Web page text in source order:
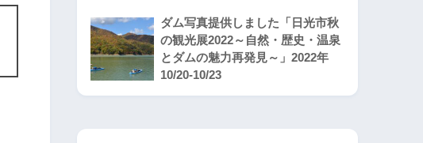
ダム写真提供しました「日光市秋
の観光展2022～自然・歴史・温泉
とダムの魅力再発見～」2022年
10/20-10/23